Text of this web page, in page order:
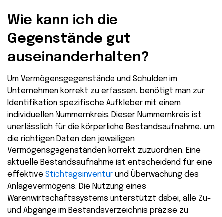
Wie kann ich die
Gegenstände gut
auseinanderhalten?
Um Vermögensgegenstände und Schulden im
Unternehmen korrekt zu erfassen, benötigt man zur
Identifikation spezifische Aufkleber mit einem
individuellen Nummernkreis. Dieser Nummernkreis ist
unerlässlich für die körperliche Bestandsaufnahme, um
die richtigen Daten den jeweiligen
Vermögensgegenständen korrekt zuzuordnen. Eine
aktuelle Bestandsaufnahme ist entscheidend für eine
effektive Stichtagsinventur und Überwachung des
Anlagevermögens. Die Nutzung eines
Warenwirtschaftssystems unterstützt dabei, alle Zu-
und Abgänge im Bestandsverzeichnis präzise zu